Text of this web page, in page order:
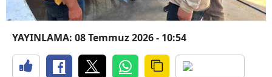
YAYINLAMA: 08 Temmuz 2026 - 10:54